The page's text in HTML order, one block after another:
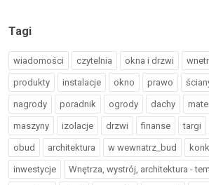
Tagi
wiadomości czytelnia okna i drzwi
produkty instalacje okno prawo
nagrody poradnik ogrody dachy
maszyny izolacje drzwi finanse targi
obud architektura w wewnatrz_bud
inwestycje Wnętrza, wystrój, architektura -